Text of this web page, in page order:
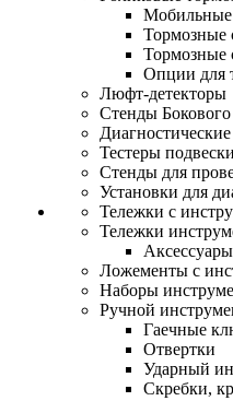
Мобильные
Тормозные
Тормозные
Опции для
Люфт-детекторы
Стенды Бокового
Тестеры подвески
Стенды для
Установки для
Тележки с
Тележки
Ложементы с
Наборы
Ручной
Гаечные
Отвертки
Ударный
Скребки,